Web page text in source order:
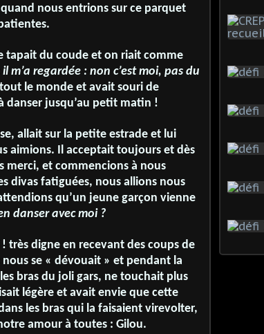
nous entrions sur ce parquet
tapait du coude et on riait comme
il m’a regardée : non c’est moi, pas du
le monde et avait souri de
danser jusqu’au petit matin !
allait sur la petite estrade et lui
aimions. Il acceptait toujours et dès
merci, et commencions à nous
divas fatiguées, nous allions nous
qu’un jeune garçon vienne
danser avec moi ?
très digne en recevant des coups de
se « dévouait » et pendant la
bras du joli gars, ne touchait plus
légère et avait envie que cette
les bras qui la faisaient virevolter,
amour à toutes : Gilou.